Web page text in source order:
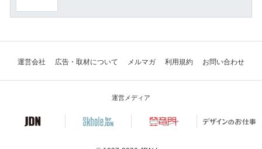
運営会社 広告・取材について メルマガ 利用規約 お問い合わせ
運営メディア